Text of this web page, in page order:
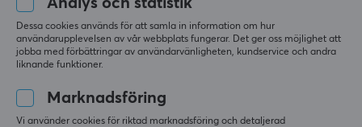
Nyhetsbrev för gamers
Mer än 400 000 gamers prenumererar idag på vårt
erbjudanden samt mycket mer!
Dessa cookies används för att samla in information om hur
användarupplevelsen av vår webbplats fungerar. Det ger oss möjlighet att
jobba med förbättringar av användarvänligheten, kundservice och andra
liknande funktioner.
Marknadsföring
Vi använder cookies för riktad marknadsföring och detaljerad